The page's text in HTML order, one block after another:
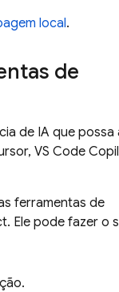
local.
de
de IA que possa
VS Code
ferramentas de
. Ele pode fazer o